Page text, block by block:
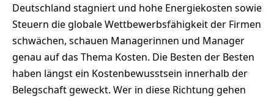
Deutschland stagniert und hohe Energiekosten sowie
Steuern die globale Wettbewerbsfähigkeit der Firmen
schwächen, schauen Managerinnen und Manager
genau auf das Thema Kosten. Die Besten der Besten
haben längst ein Kostenbewusstsein innerhalb der
Belegschaft geweckt. Wer in diese Richtung gehen